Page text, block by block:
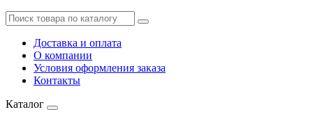
Доставка и оплата
О компании
Условия оформления заказа
Контакты
Каталог